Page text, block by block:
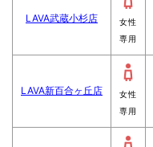
LAVA武蔵小杉店
女性
専用
LAVA新百合ヶ丘店
女性
専用